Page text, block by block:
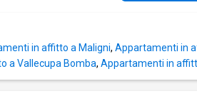
un bagnoin affitto a Maligni, Appartamenti in
a Vallecupa Bomba, Appartamenti in